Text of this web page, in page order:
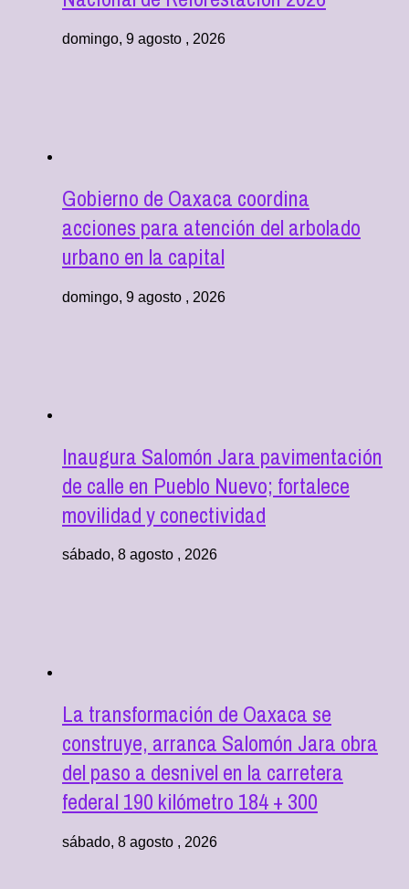
domingo, 9 agosto , 2026
Gobierno de Oaxaca coordina
acciones para atención del arbolado
urbano en la capital
domingo, 9 agosto , 2026
Inaugura Salomón Jara pavimentación
de calle en Pueblo Nuevo; fortalece
movilidad y conectividad
sábado, 8 agosto , 2026
La transformación de Oaxaca se
construye, arranca Salomón Jara obra
del paso a desnivel en la carretera
federal 190 kilómetro 184 + 300
sábado, 8 agosto , 2026